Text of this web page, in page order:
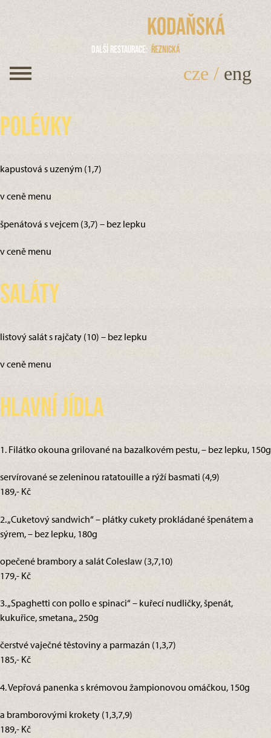
Kodaňská
Další restaurace Řeznická
cze / eng
Polévky
kapustová s uzeným (1,7)
v ceně menu
špenátová s vejcem (3,7) – bez lepku
v ceně menu
Saláty
listový salát s rajčaty (10) – bez lepku
v ceně menu
Hlavní jídla
1. Filátko okouna grilované na bazalkovém pestu, – bez lepku, 150g
servírované se zeleninou ratatouille a rýží basmati (4,9)
189,- Kč
2. „Cuketový sandwich“ – plátky cukety prokládané špenátem a
sýrem, – bez lepku, 180g
opečené brambory a salát Coleslaw (3,7,10)
179,- Kč
3. „Spaghetti con pollo e spinaci“ – kuřecí nudličky, špenát,
kukuřice, smetana,, 250g
čerstvé vaječné těstoviny a parmazán (1,3,7)
185,- Kč
4. Vepřová panenka s krémovou žampionovou omáčkou, 150g
a bramborovými krokety (1,3,7,9)
189,- Kč